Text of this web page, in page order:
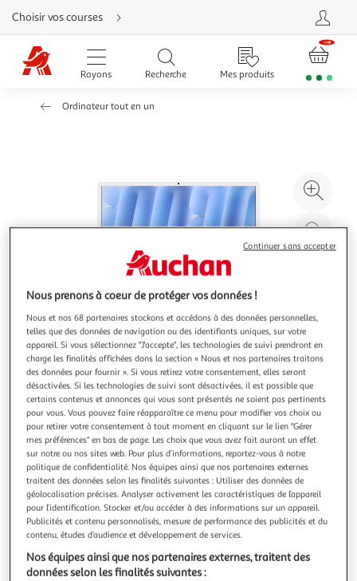
Aller
directement
au
contenu
Aller
directement
Aller
Choisir vos courses
Rayons Recherche Mes produits
Ordinateur tout en un
à
Illustration
précédente
Illustration
suivante
APPLE
Ordinateur apple 24 ecran retina 4,5k puce m4 cpu 10
/ gpu 10 coeurs mémoire ram 16go stockage 512go
ssd bleu
La durée de garantie est de 2 ans. Bien choisir Date de
sortie 2024 Ecran Taille de l'écran (diagonale, en pouces)
24 soit 60,9 cm Type de résolution 4.5K Résolution 4480 x
2520 pixels Tactile non Type d'écran écran brillant pour des
couleurs plus vives Anti-reflets n
En savoir +
Vendu parBoulanger
Nous prenons à coeur de protéger vos données !
Nous et nos 68 partenaires stockons et accédons à des données personnelles,
telles que des données de navigation ou des identifiants uniques, sur votre
appareil. Si vous sélectionnez "J'accepte", les technologies de suivi prendront en
charge les finalités affichées dans la section « Nous et nos partenaires traitons
des données pour fournir ». Si vous retirez votre consentement, elles seront
désactivées. Si les technologies de suivi sont désactivées, il est possible que
certains contenus et annonces qui vous sont présentés ne soient pas pertinents
pour vous. Vous pouvez faire réapparaître ce menu pour modifier vos choix ou
pour retirer votre consentement à tout moment en cliquant sur le lien "Gérer
mes préférences" en bas de page. Les choix que vous avez fait auront un effet
sur notre ou nos sites web. Pour plus d’informations, reportez-vous à notre
politique de confidentialité. Nos équipes ainsi que nos partenaires externes
traitent des données selon les finalités suivantes : Utiliser des données de
géolocalisation précises. Analyser activement les caractéristiques de l’appareil
pour l’identification. Stocker et/ou accéder à des informations sur un appareil.
Publicités et contenu personnalisés, mesure de performance des publicités et du
contenu, études d’audience et développement de services.
Nos équipes ainsi que nos partenaires externes, traitent des
données selon les finalités suivantes :
Continuer sans accepter